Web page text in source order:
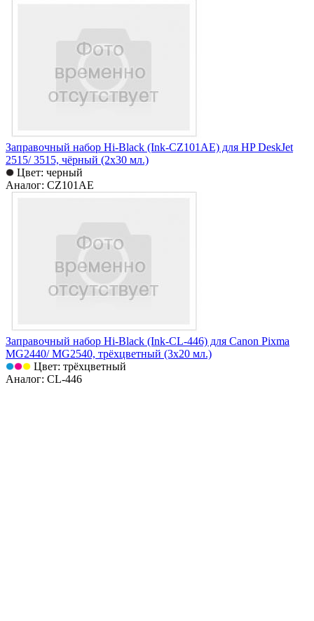
Заправочный набор Hi-Black (Ink-CZ101AE) для HP DeskJet
2515/ 3515, чёрный (2х30 мл.)
Цвет: черный
Аналог: CZ101AE
Заправочный набор Hi-Black (Ink-CL-446) для Canon Pixma
MG2440/ MG2540, трёхцветный (3х20 мл.)
Цвет: трёхцветный
Аналог: CL-446